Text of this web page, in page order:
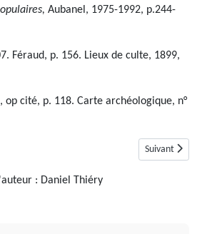
Aubanel, 1975-1992, p.244-
Féraud, p. 156. Lieux de culte, 1899,
op cité, p. 118. Carte archéologique, n°
(04) Article suivant :
Suivant
: Daniel Thiéry